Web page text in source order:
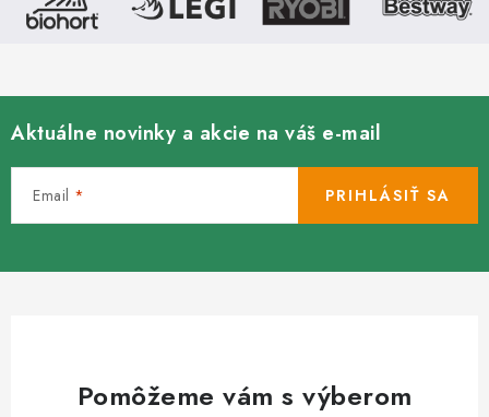
Aktuálne novinky a akcie na váš e-mail
Email PRIHLÁSIŤ SA
Pomôžeme vám s výberom